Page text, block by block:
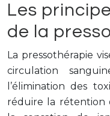
Les
de la
La pressothérapie
circulation
l’élimination des
réduire la rétention